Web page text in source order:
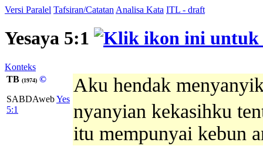
Versi Paralel Tafsiran/Catatan Analisa Kata ITL - draft
Yesaya 5:1
Konteks
TB (1974) ©
SABDAwebYes
5:1
Aku hendak
nyanyian kekasihku
itu mempunyai kebun